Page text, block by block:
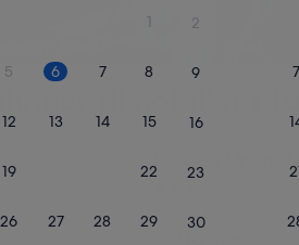
1 2
5 6 7 8 9
12 13 14 15 16
19 22 23
26 27 28 29 30
7
til hoteller i
1. Coco
stjernet
overnatningssted
Zona Hotelera